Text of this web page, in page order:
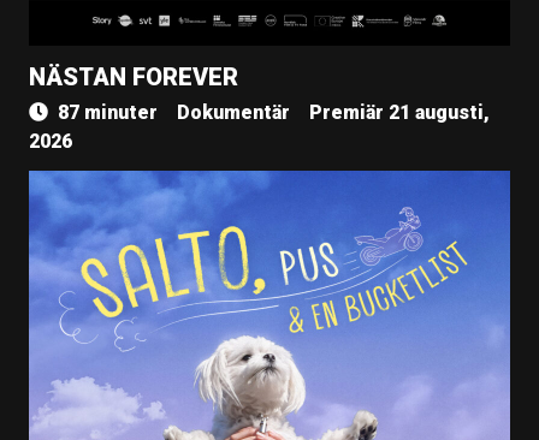
NÄSTAN FOREVER
87 minuter Dokumentär
Premiär 21 augusti,
2026